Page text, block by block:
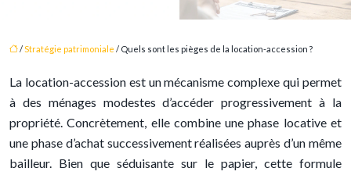
/Stratégie patrimoniale / Quels sont les pièges de la location-accession ?
La location-accession est un mécanisme complexe qui permet
à des ménages modestes d’accéder progressivement à la
propriété. Concrètement, elle combine une phase locative et
une phase d’achat successivement réalisées auprès d’un même
bailleur. Bien que séduisante sur le papier, cette formule